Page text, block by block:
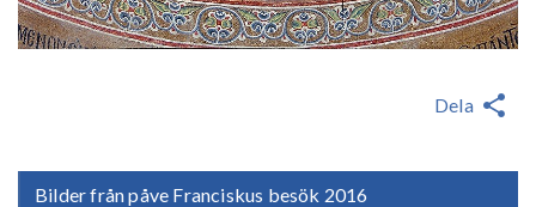
Bilder från påve Franciskus besök 2016
Dela